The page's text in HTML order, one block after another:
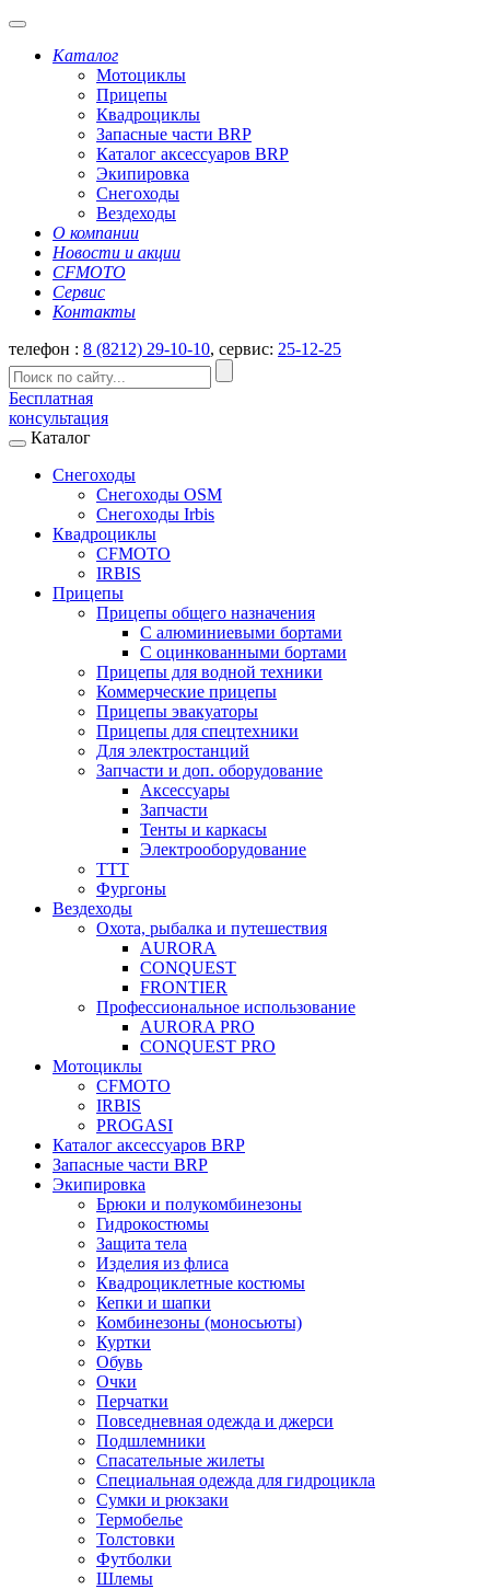
Каталог
Мотоциклы
Прицепы
Квадроциклы
Запасные части BRP
Каталог аксессуаров BRP
Экипировка
Снегоходы
Вездеходы
О компании
Новости и акции
CFMOTO
Сервис
Контакты
телефон : 8 (8212) 29-10-10, сервис: 25-12-25
Бесплатная
консультация
Каталог
Снегоходы
Снегоходы OSM
Снегоходы Irbis
Квадроциклы
CFMOTO
IRBIS
Прицепы
Прицепы общего назначения
С алюминиевыми бортами
С оцинкованными бортами
Прицепы для водной техники
Коммерческие прицепы
Прицепы эвакуаторы
Прицепы для спецтехники
Для электростанций
Запчасти и доп. оборудование
Аксессуары
Запчасти
Тенты и каркасы
Электрооборудование
ТТТ
Фургоны
Вездеходы
Охота, рыбалка и путешествия
AURORA
CONQUEST
FRONTIER
Профессиональное использование
AURORA PRO
CONQUEST PRO
Мотоциклы
CFMOTO
IRBIS
PROGASI
Каталог аксессуаров BRP
Запасные части BRP
Экипировка
Брюки и полукомбинезоны
Гидрокостюмы
Защита тела
Изделия из флиса
Квадроциклетные костюмы
Кепки и шапки
Комбинезоны (моносьюты)
Куртки
Обувь
Очки
Перчатки
Повседневная одежда и джерси
Подшлемники
Спасательные жилеты
Специальная одежда для гидроцикла
Сумки и рюкзаки
Термобелье
Толстовки
Футболки
Шлемы